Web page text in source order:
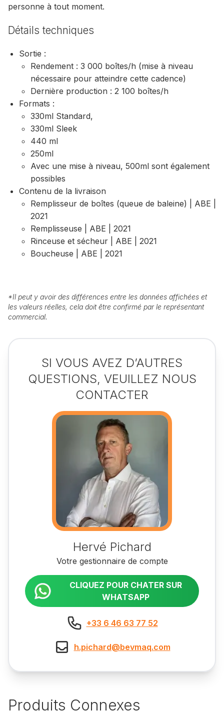
personne à tout moment.
Détails techniques
Sortie :
Rendement : 3 000 boîtes/h (mise à niveau
nécessaire pour atteindre cette cadence)
Dernière production : 2 100 boîtes/h
Formats :
330ml Standard,
330ml Sleek
440 ml
250ml
Avec une mise à niveau, 500ml sont également
possibles
Contenu de la livraison
Remplisseur de boîtes (queue de baleine) | ABE |
2021
Remplisseuse | ABE | 2021
Rinceuse et sécheur | ABE | 2021
Boucheuse | ABE | 2021
*Il peut y avoir des différences entre les données affichées et
les valeurs réelles, cela doit être confirmé par le représentant
commercial.
SI VOUS AVEZ D’AUTRES
QUESTIONS, VEUILLEZ NOUS
CONTACTER
Hervé Pichard
Votre gestionnaire de compte
CLIQUEZ POUR CHATER SUR
WHATSAPP
+33 6 46 63 77 52
h.pichard@bevmaq.com
Produits Connexes